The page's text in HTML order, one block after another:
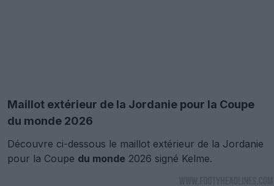
Maillot extérieur de la Jordanie pour la Coupe
du monde 2026
Découvre ci-dessous le maillot extérieur de la Jordanie
pour la Coupe du monde 2026 signé Kelme.